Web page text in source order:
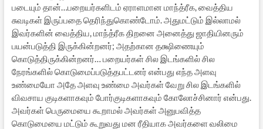
படையும் தான்…பறையர்களிடம் ஏராளமான மாந்த்ரீக, வைத்திய
சுவடிகள் இருப்பதை தெரிந்துகொண்டோம். அதுமட்டும் இல்லாமல்
இவர்களின் வைத்திய, மாந்த்ரீக திறனை அனைத்து ஜாதியினரும்
பயன்படுத்தி இருக்கின்றனர்; அதற்கான தக்ஷிணையும்
கொடுத்திருக்கின்றனர்… பறையர்கள் சில இடங்களில் சில
நேரங்களில் கொடுமைப்படுத்தபட்டனர் என்பது எந்த அளவு
உண்மையோ அதே அளவு உண்மை அவர்கள் வேறு சில இடங்களில்
விவசாய குடிகளாகவும் போர்குடிகளாகவும் கோலோச்சினார் என்பது.
அவர்கள் பெருமையை கூறாமல் அவர்கள் அனுபவித்த
கொடுமையை மட்டும் கூறுவது மன ரீதியாக அவர்களை வலிமை